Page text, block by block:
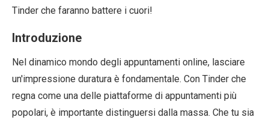
Tinder che faranno battere i cuori!
Introduzione
Nel dinamico mondo degli appuntamenti online, lasciare
un'impressione duratura è fondamentale. Con Tinder che
regna come una delle piattaforme di appuntamenti più
popolari, è importante distinguersi dalla massa. Che tu sia